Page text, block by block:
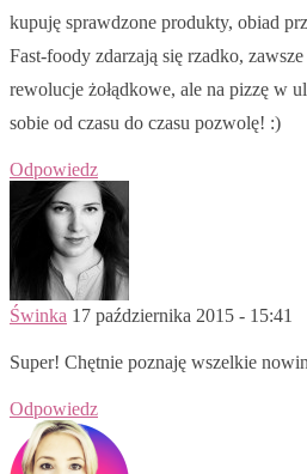
kupuję sprawdzone produkty, obiad
Fast-foody zdarzają się rzadko,
rewolucje żołądkowe, ale na pizzę w
sobie od czasu do czasu pozwolę! :)
Odpowiedz
Świnka 17 października 2015 - 15:41
Super! Chętnie poznaję wszelkie
Odpowiedz